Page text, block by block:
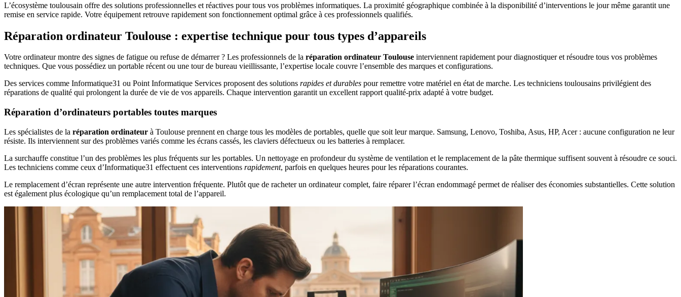
L’écosystème toulousain offre des solutions professionnelles et réactives pour tous vos problèmes informatiques. La proximité géographique combinée à la disponibilité d’interventions le jour même garantit une
remise en service rapide. Votre équipement retrouve rapidement son fonctionnement optimal grâce à ces professionnels qualifiés.
Réparation ordinateur Toulouse : expertise technique pour tous types d’appareils
Votre ordinateur montre des signes de fatigue ou refuse de démarrer ? Les professionnels de la réparation ordinateur Toulouse interviennent rapidement pour diagnostiquer et résoudre tous vos problèmes
techniques. Que vous possédiez un portable récent ou une tour de bureau vieillissante, l’expertise locale couvre l’ensemble des marques et configurations.
Des services comme Informatique31 ou Point Informatique Services proposent des solutions rapides et durables pour remettre votre matériel en état de marche. Les techniciens toulousains privilégient des
réparations de qualité qui prolongent la durée de vie de vos appareils. Chaque intervention garantit un excellent rapport qualité-prix adapté à votre budget.
Réparation d’ordinateurs portables toutes marques
Les spécialistes de la réparation ordinateur à Toulouse prennent en charge tous les modèles de portables, quelle que soit leur marque. Samsung, Lenovo, Toshiba, Asus, HP, Acer : aucune configuration ne leur
résiste. Ils interviennent sur des problèmes variés comme les écrans cassés, les claviers défectueux ou les batteries à remplacer.
La surchauffe constitue l’un des problèmes les plus fréquents sur les portables. Un nettoyage en profondeur du système de ventilation et le remplacement de la pâte thermique suffisent souvent à résoudre ce souci.
Les techniciens comme ceux d’Informatique31 effectuent ces interventions rapidement, parfois en quelques heures pour les réparations courantes.
Le remplacement d’écran représente une autre intervention fréquente. Plutôt que de racheter un ordinateur complet, faire réparer l’écran endommagé permet de réaliser des économies substantielles. Cette solution
est également plus écologique qu’un remplacement total de l’appareil.